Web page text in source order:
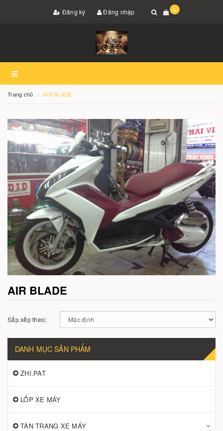
Đăng ký Đăng nhập 0
Trang chủ AIR BLADE
AIR BLADE
Sắp xếp theo:
DANH MỤC SẢN PHẨM
ZHI.PAT
LỐP XE MÁY
TÂN TRANG XE MÁY